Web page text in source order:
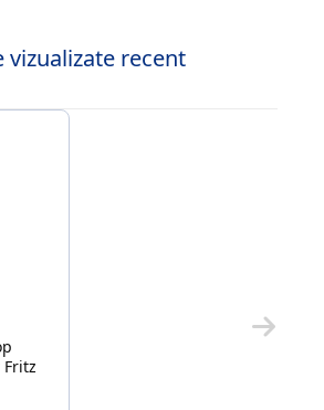
vizualizate recent
Fritz